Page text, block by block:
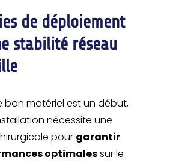
de déploiement
stabilité réseau
bon matériel est un début,
nécessite une
pour garantir
optimalessur le